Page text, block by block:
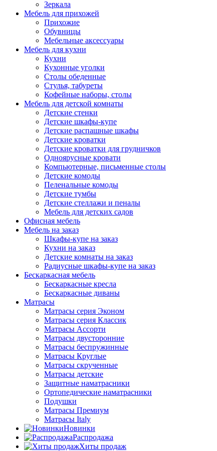
Зеркала
Мебель для прихожей
Прихожие
Обувницы
Мебельные аксессуары
Мебель для кухни
Кухни
Кухонные уголки
Столы обеденные
Стулья, табуреты
Кофейные наборы, столы
Мебель для детской комнаты
Детские стенки
Детские шкафы-купе
Детские распашные шкафы
Детские кроватки
Детские кроватки для грудничков
Одноярусные кровати
Компьютерные, письменные столы
Детские комоды
Пеленальные комоды
Детские тумбы
Детские стеллажи и пеналы
Мебель для детских садов
Офисная мебель
Мебель на заказ
Шкафы-купе на заказ
Кухни на заказ
Детские комнаты на заказ
Радиусные шкафы-купе на заказ
Бескаркасная мебель
Бескаркасные кресла
Бескаркасные диваны
Матрасы
Матрасы серия Эконом
Матрасы серия Классик
Матрасы Ассорти
Матрасы двусторонние
Матрасы беспружинные
Матрасы Круглые
Матрасы скрученные
Матрасы детские
Защитные наматрасники
Ортопедические наматрасники
Подушки
Матрасы Премиум
Матрасы Italy
Новинки
Распродажа
Хиты продаж